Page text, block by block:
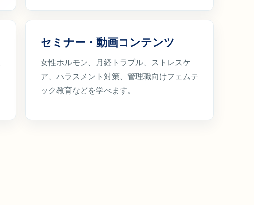
セミナー・動画コンテンツ
女性ホルモン、月経トラブル、ストレスケ
ア、ハラスメント対策、管理職向けフェムテ
ック教育などを学べます。